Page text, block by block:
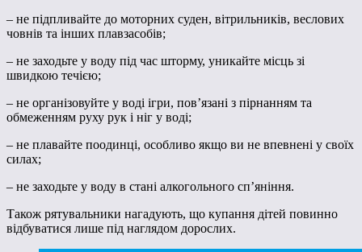
– не підпливайте до моторних суден, вітрильників, веслових
човнів та інших плавзасобів;
– не заходьте у воду під час шторму, уникайте місць зі
швидкою течією;
– не організовуйте у воді ігри, пов’язані з пірнанням та
обмеженням руху рук і ніг у воді;
– не плавайте поодинці, особливо якщо ви не впевнені у своїх
силах;
– не заходьте у воду в стані алкогольного сп’яніння.
Також рятувальники нагадують, що купання дітей повинно
відбуватися лише під наглядом дорослих.